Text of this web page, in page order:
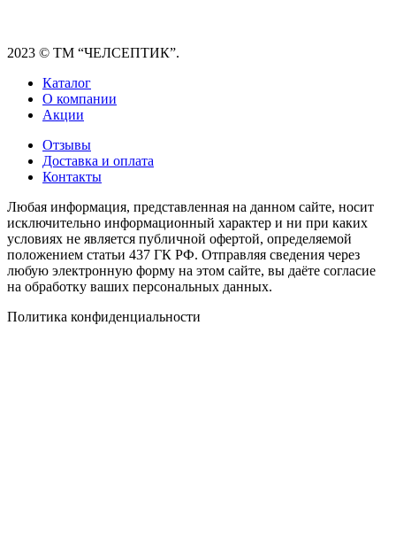
2023 © ТМ “ЧЕЛСЕПТИК”.
Каталог
О компании
Акции
Отзывы
Доставка и оплата
Контакты
Любая информация, представленная на данном сайте, носит
исключительно информационный характер и ни при каких
условиях не является публичной офертой, определяемой
положением статьи 437 ГК РФ. Отправляя сведения через
любую электронную форму на этом сайте, вы даёте согласие
на обработку ваших персональных данных.
Политика конфиденциальности